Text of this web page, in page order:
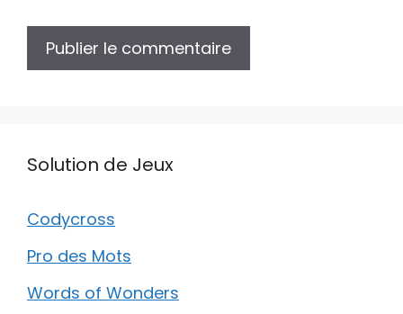
Solution de Jeux
Codycross
Pro des Mots
Words of Wonders